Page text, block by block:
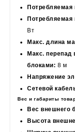
Потребляемая
Вт
Макс. длина
Макс. перепад
блоками: 8 м
Напряжение
Сетевой
Вес и габариты
Вес внешнего
Высота